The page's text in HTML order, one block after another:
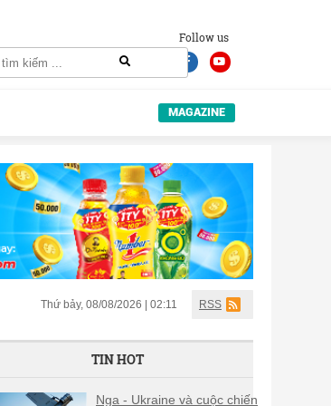
Follow us
MAGAZINE
Thứ bảy, 08/08/2026 | 02:11 RSS
TIN HOT
Nga - Ukraine và cuộc chiến